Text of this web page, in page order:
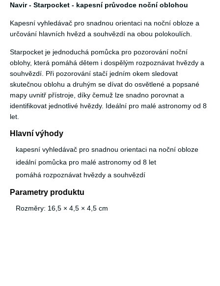
Navir - Starpocket - kapesní průvodce noční oblohou
Kapesní vyhledávač pro snadnou orientaci na noční obloze a
určování hlavních hvězd a souhvězdí na obou polokoulích.
Starpocket je jednoduchá pomůcka pro pozorování noční
oblohy, která pomáhá dětem i dospělým rozpoznávat hvězdy a
souhvězdí. Při pozorování stačí jedním okem sledovat
skutečnou oblohu a druhým se dívat do osvětlené a popsané
mapy uvnitř přístroje, díky čemuž lze snadno porovnat a
identifikovat jednotlivé hvězdy. Ideální pro malé astronomy od 8
let.
Hlavní výhody
kapesní vyhledávač pro snadnou orientaci na noční obloze
ideální pomůcka pro malé astronomy od 8 let
pomáhá rozpoznávat hvězdy a souhvězdí
Parametry produktu
Rozměry: 16,5 × 4,5 × 4,5 cm